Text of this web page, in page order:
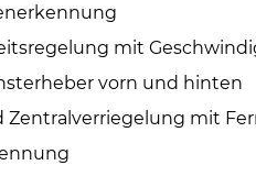
mit
vorn und hinten
Zentralverriegelung mit